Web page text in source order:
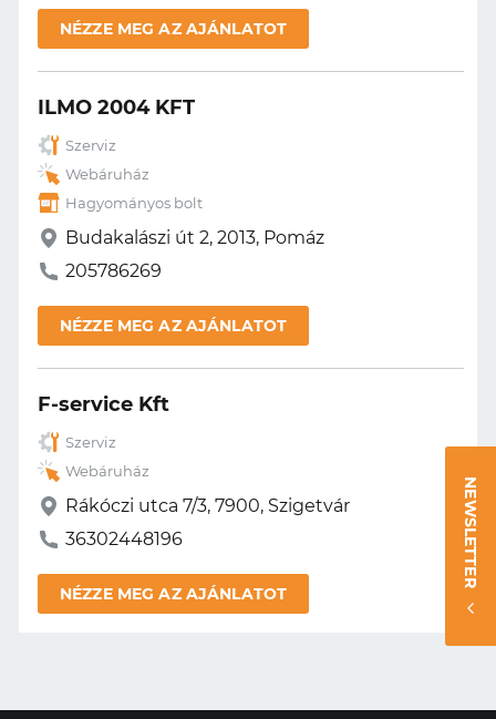
NÉZZE MEG AZ AJÁNLATOT
ILMO 2004 KFT
Szerviz
Webáruház
Hagyományos bolt
Budakalászi út 2, 2013, Pomáz
205786269
NÉZZE MEG AZ AJÁNLATOT
F-service Kft
Szerviz
Webáruház
Rákóczi utca 7/3, 7900, Szigetvár
36302448196
NÉZZE MEG AZ AJÁNLATOT
NEWSLETTER